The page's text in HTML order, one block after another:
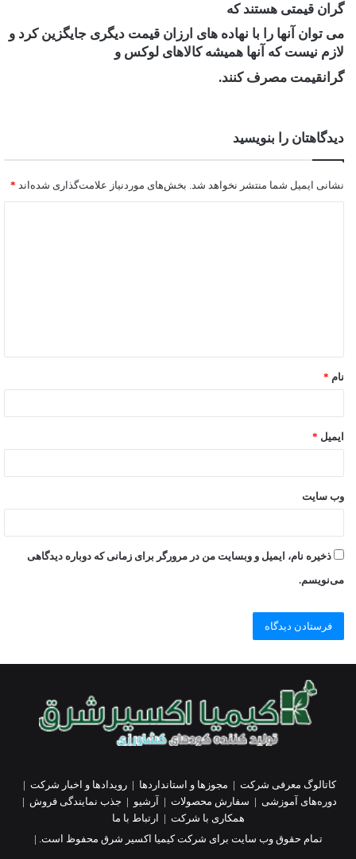
گران قیمتی هستند که
می توان آنها را با نهاده های ارزان قیمت دیگری جایگزین کرد و
لازم نیست که آنها همیشه کالاهای لوکس و
گرانقیمت مصرف کنند.
دیدگاهتان را بنویسید
نشانی ایمیل شما منتشر نخواهد شد. بخش‌های موردنیاز علامت‌گذاری شده‌اند *
نام *
ایمیل *
وب‌ سایت
ذخیره نام، ایمیل و وبسایت من در مرورگر برای زمانی که دوباره دیدگاهی
می‌نویسم.
کاتالوگ معرفی شرکت | مجوزها و استانداردها |رویدادها و اخبار شرکت |
دوره‌های آموزشی | سفارش محصولات | آرشیو | جذب نمایندگی فروش |
همکاری با شرکت |
ارتباط با ما
تمام حقوق وب سایت برای شرکت کیمیا اکسیر شرق محفوظ است. |